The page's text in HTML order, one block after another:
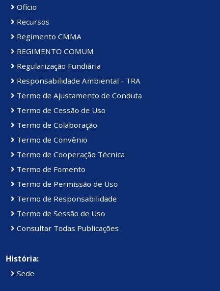
Ofício
Recursos
Regimento CMMA
REGIMENTO COMUM
Regularização Fundiária
Responsabilidade Ambiental - TRA
Termo de Ajustamento de Conduta
Termo de Cessão de Uso
Termo de Colaboração
Termo de Convênio
Termo de Cooperação Técnica
Termo de Fomento
Termo de Permissão de Uso
Termo de Responsabilidade
Termo de Sessão de Uso
Consultar Todas Publicações
História:
Sede